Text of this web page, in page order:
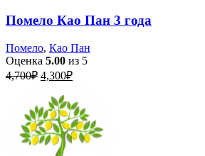
Помело Као Пан 3 года
Помело, Као Пан
Оценка 5.00 из 5
4,700₽ Первоначальная
составляла
4,700₽.
4,300₽Текущая
4,300₽.